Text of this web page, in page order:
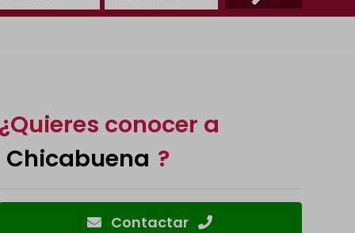
conocer a
Chicabuena ?
Contactar